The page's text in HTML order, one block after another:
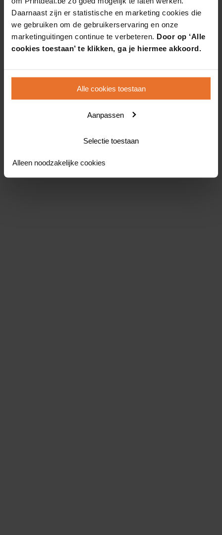
Daarnaast zijn er statistische en marketing cookies die
we gebruiken om de gebruikerservaring en onze
marketinguitingen continue te verbeteren. Door op ‘Alle
cookies toestaan’ te klikken, ga je hiermee akkoord.
Alle cookies toestaan
Aanpassen
Selectie toestaan
Alleen noodzakelijke cookies